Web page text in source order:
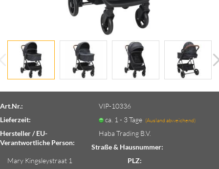
Art.Nr.:
VIP-10336
Lieferzeit:
ca. 1 - 3 Tage (Ausland abweichend)
Hersteller / EU-
Verantwortliche Person:
Haba Trading B.V.
Straße & Hausnummer:
Mary Kingsleystraat 1
PLZ: